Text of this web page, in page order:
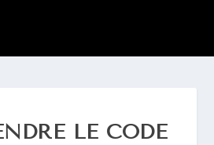
LE CODE